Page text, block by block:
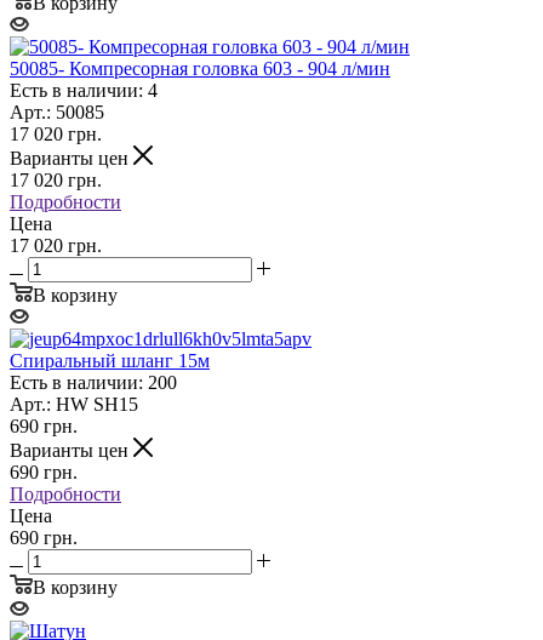
50085- Компресорная головка 603 - 904 л/мин
Есть в наличии: 4
Арт.: 50085
17 020 грн.
Варианты цен
17 020 грн.
Подробности
Цена
17 020 грн.
В корзину
Спиральный шланг 15м
Есть в наличии: 200
Арт.: HW SH15
690 грн.
Варианты цен
690 грн.
Подробности
Цена
690 грн.
В корзину